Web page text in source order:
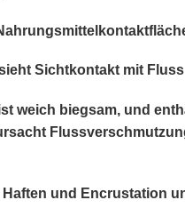
Sichtkontakt mit Fluss
weich biegsam, und
und Encrustation